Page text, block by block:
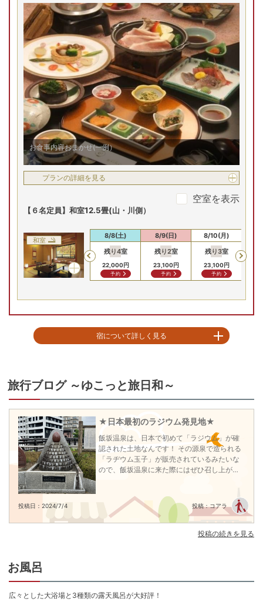
お食事内容おまかせ(一例）
プランの詳細を見る
空室を表示
【６名定員】和室12.5畳(山・川側）
和室
Previous
8/7(金)
8/8(土)
残り4室
22,000円
予約
8/9(日)
残り2室
23,100円
予約
8/10(月)
残り3室
23,100円
予約
宿について詳しく見る
大正十年創業の当館は、飯坂温泉の老舗宿として皆様からお引き立て頂いて
おります。 賑わいのある祭り情緒と湯心のある温泉情緒のある宿です。 山々
■客室
山々の景色を望む寛ぎの和室をご用意しております。
■お食事
地元の味を生かした創作料理をご用意しております。お食事は個室でお召し
上がりいただきます。
チェックイン15:00〜19:00
旅行ブログ ～ゆこっと旅日和～
★日本最初のラジウム発見地★
飯坂温泉は、日本で初めて「ラジウム」が確
認された土地なんです！ その源泉で造られる
「ラヂウム玉子」が販売されているみたいな
ので、飯坂温泉に来た際にはぜひ召し上がっ
投稿日：2024/7/4 投稿：コアラ
投稿の続きを見る
お風呂
広々とした大浴場と3種類の露天風呂が大好評！